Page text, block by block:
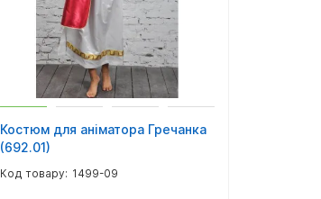
Костюм для аніматора Гречанка
(692.01)
1499-09